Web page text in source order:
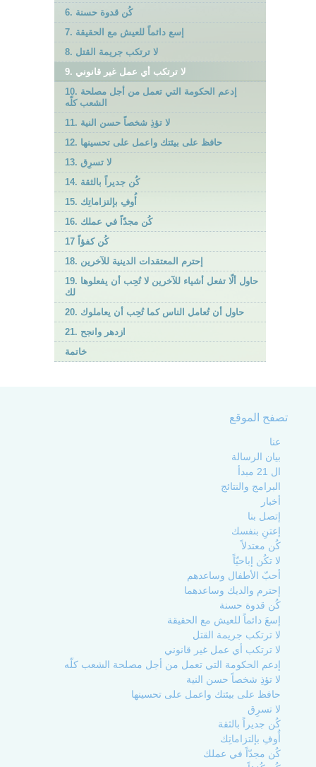
6. كُن قدوة حسنة
7. إسع دائماً للعيش مع الحقيقة
8. لا ترتكب جريمة القتل
9. لا ترتكب أي عمل غير قانوني
10. إدعم الحكومة التي تعمل من أجل مصلحة
الشعب كلّه
11. لا تؤذِ شخصاً حسن النية
12. حافظ على بيئتك واعمل على تحسينها
13. لا تسرِق
14. كُن جديراً بالثقة
15. أُوفِ بإلتزاماتِك
16. كُن مجدّاً في عملك
17 كُن كفؤاً
18. إحترم المعتقدات الدينية للآخرين
19. حاول ألّا تفعل أشياء للآخرين لا تُحِب أن يفعلوها
لك
20. حاول أن تُعامل الناس كما تُحِب أن يعاملوك
21. ازدهر وانجح
خاتمة
تصفح الموقع
عنا
بيان الرسالة
ال 21 مبدأ
البرامج والنتائج
أخبار
إتصل بنا
إعتنِ بنفسك
كُن معتدلاً
لا تكُن إباحيّاً
أحبّ الأطفال وساعدهم
إحترم والديك وساعدهما
كُن قدوة حسنة
إسعَ دائماً للعيش مع الحقيقة
لا ترتكب جريمة القتل
لا ترتكب أي عمل غير قانوني
إدعم الحكومة التي تعمل من أجل مصلحة الشعب كلّه
لا تؤذِ شخصاً حسن النية
حافظ على بيئتك واعمل على تحسينها
لا تسرِق
كُن جديراً بالثقة
أُوفِ بإلتزاماتِك
كُن مجدّاً في عملك